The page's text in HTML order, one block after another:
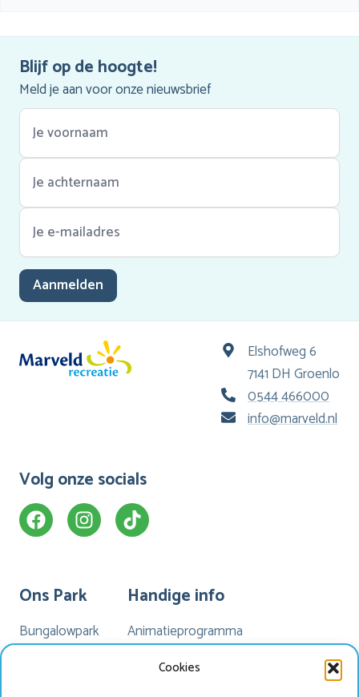
Cookies
Blijf op de hoogte!
Meld je aan voor onze nieuwsbrief
Aanmelden
Elshofweg 6
7141 DH Groenlo
0544 466000
info@marveld.nl
Volg onze socials
Ons Park
Bungalowpark
Handige info
Animatieprogramma
Marveld App